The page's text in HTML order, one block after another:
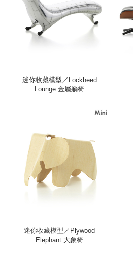
迷你收藏模型／Lockheed
Lounge 金屬躺椅
迷你收藏模型／Plywood
Elephant 大象椅